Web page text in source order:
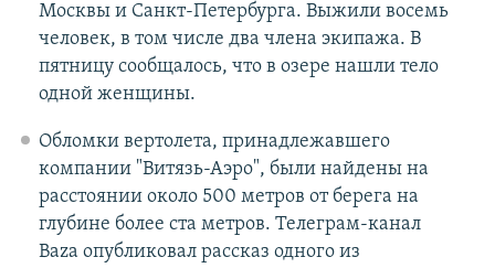
Москвы и Санкт-Петербурга. Выжили восемь
человек, в том числе два члена экипажа. В
пятницу сообщалось, что в озере нашли тело
одной женщины.
Обломки вертолета, принадлежавшего
компании "Витязь-Аэро", были найдены на
расстоянии около 500 метров от берега на
глубине более ста метров. Телеграм-канал
Baza опубликовал рассказ одного из